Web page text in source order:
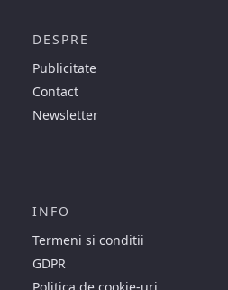
DESPRE
Publicitate
Contact
Newsletter
INFO
Termeni si conditii
GDPR